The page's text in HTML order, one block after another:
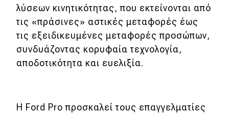
λύσεων κινητικότητας, που εκτείνονται από
τις «πράσινες» αστικές μεταφορές έως
τις εξειδικευμένες μεταφορές προσώπων,
συνδυάζοντας κορυφαία τεχνολογία,
αποδοτικότητα και ευελιξία.
H Ford Pro προσκαλεί τους επαγγελματίες